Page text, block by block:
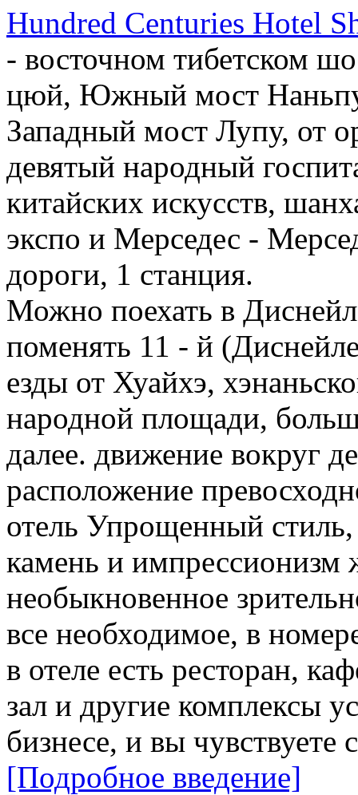
Hundred Centuries Hotel
- восточном тибетском
цюй, Южный мост
Западный мост Лупу, от
девятый народный
китайских искусств,
экспо и Мерседес -
дороги, 1 станция.
Можно поехать в
поменять 11 - й
езды от Хуайхэ,
народной площади,
далее. движение вокруг
расположение
отель Упрощенный
камень и импрессионизм
необыкновенное
все необходимое, в
в отеле есть ресторан,
зал и другие комплексы
бизнесе, и вы чувствуете
[Подробное введение]